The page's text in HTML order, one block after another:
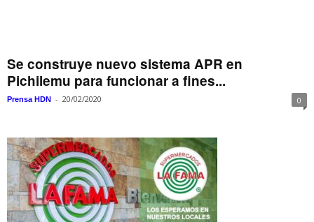
Se construye nuevo sistema APR en
Pichilemu para funcionar a fines...
Prensa HDN - 20/02/2020 0